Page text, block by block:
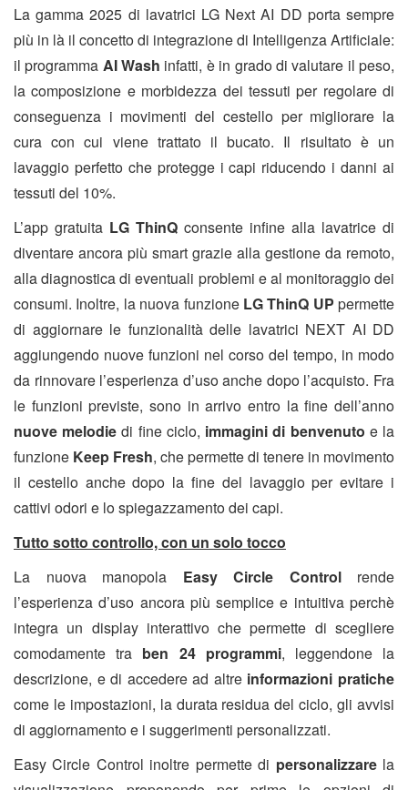
La gamma 2025 di lavatrici LG Next AI DD porta sempre
più in là il concetto di integrazione di Intelligenza Artificiale:
il programma AI Wash infatti, è in grado di valutare il peso,
la composizione e morbidezza dei tessuti per regolare di
conseguenza i movimenti del cestello per migliorare la
cura con cui viene trattato il bucato. Il risultato è un
lavaggio perfetto che protegge i capi riducendo i danni ai
tessuti del 10%.
L’app gratuita LG ThinQ consente infine alla lavatrice di
diventare ancora più smart grazie alla gestione da remoto,
alla diagnostica di eventuali problemi e al monitoraggio dei
consumi. Inoltre, la nuova funzione LG ThinQ UP permette
di aggiornare le funzionalità delle lavatrici NEXT AI DD
aggiungendo nuove funzioni nel corso del tempo, in modo
da rinnovare l’esperienza d’uso anche dopo l’acquisto. Fra
le funzioni previste, sono in arrivo entro la fine dell’anno
nuove melodie di fine ciclo, immagini di benvenuto e la
funzione Keep Fresh, che permette di tenere in movimento
il cestello anche dopo la fine del lavaggio per evitare i
cattivi odori e lo spiegazzamento dei capi.
Tutto sotto controllo, con un solo tocco
La nuova manopola Easy Circle Control rende
l’esperienza d’uso ancora più semplice e intuitiva perchè
integra un display interattivo che permette di scegliere
comodamente tra ben 24 programmi, leggendone la
descrizione, e di accedere ad altre informazioni pratiche
come le impostazioni, la durata residua del ciclo, gli avvisi
di aggiornamento e i suggerimenti personalizzati.
Easy Circle Control inoltre permette di personalizzare la